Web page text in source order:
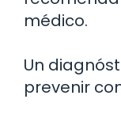
médico.
Un
prevenir